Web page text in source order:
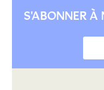
S'ABONNER À